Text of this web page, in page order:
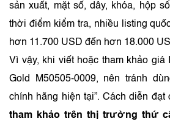
sản xuất, mặt số, dây, khóa, hộp
thời điểm kiểm tra, nhiều listing
hơn 11.700 USD đến hơn 18.000
Vì vậy, khi viết hoặc tham khảo giá
Gold M50505-0009, nên tránh
chính hãng hiện tại”. Cách diễn
tham khảo trên thị trường thứ